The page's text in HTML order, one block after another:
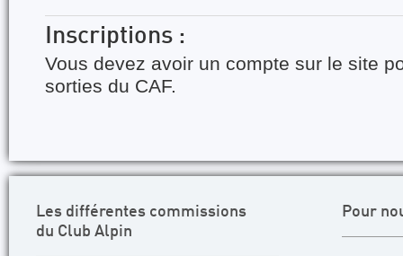
Inscriptions :
Vous devez avoir un compte sur le site
sorties du CAF.
Les différentes commissions
du Club Alpin
Pour